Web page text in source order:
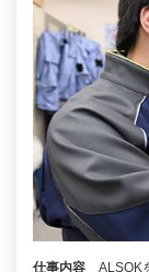
仕事内容
ALSOK